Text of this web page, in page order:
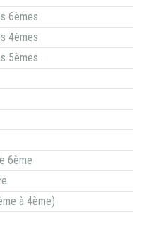
6èmes
4èmes
5èmes
6ème
à 4ème)